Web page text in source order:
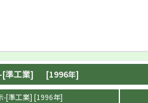
準工業] [1996年]
-[準工業] [1996年]